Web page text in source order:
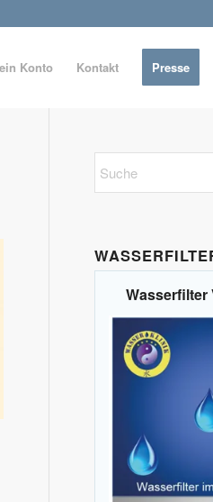
Konto Kontakt Presse
Wasserfilter